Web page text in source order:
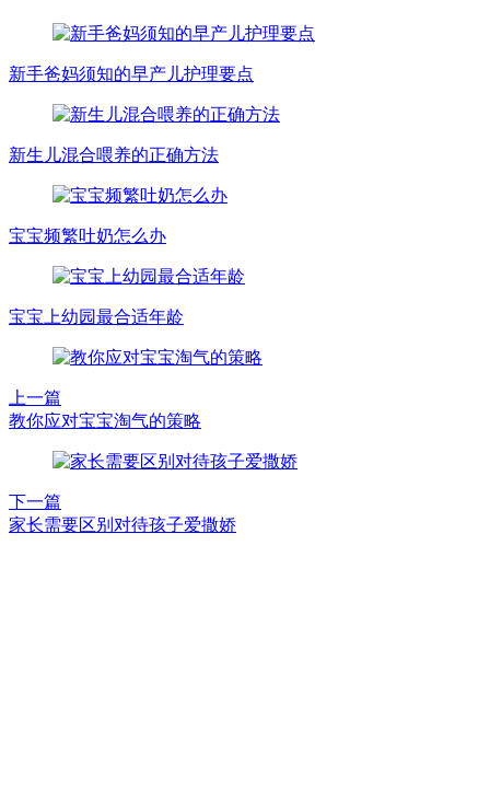
新手爸妈须知的早产儿护理要点
新生儿混合喂养的正确方法
宝宝频繁吐奶怎么办
宝宝上幼园最合适年龄
上一篇
教你应对宝宝淘气的策略
下一篇
家长需要区别对待孩子爱撒娇